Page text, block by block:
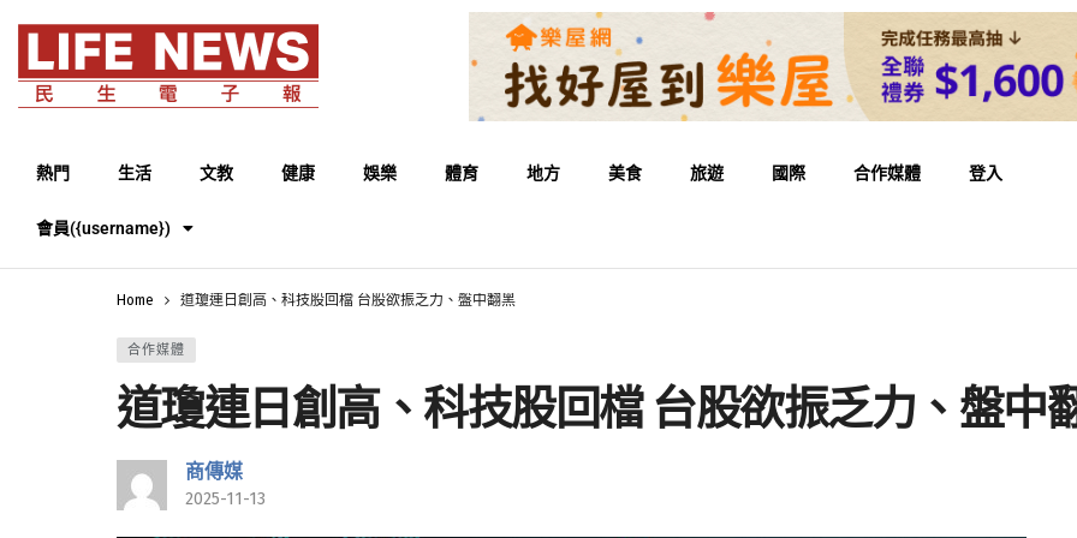
熱門 生活 文教 健康 娛樂 體育 地方 美食 旅遊 國際 合作媒體 登入
會員({username})
Home 道瓊連日創高、科技股回檔 台股欲振乏力、盤中翻黑
合作媒體
道瓊連日創高、科技股回檔 台股欲振乏力、盤中
商傳媒
2025-11-13